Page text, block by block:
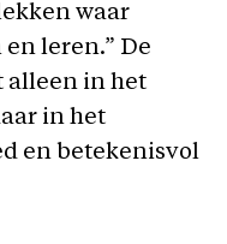
waar
leren.” De
alleen in het
in het
en betekenisvol